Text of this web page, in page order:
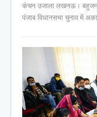
कंचन उजाला लखनऊ। बहुजन
पंजाब विधानसभा चुनाव में